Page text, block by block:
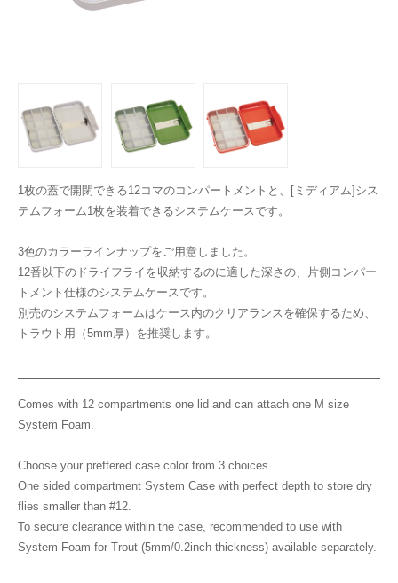
1枚の蓋で開閉できる12コマのコンパートメントと、[ミディアム]シス
テムフォーム1枚を装着できるシステムケースです。
3色のカラーラインナップをご用意しました。
12番以下のドライフライを収納するのに適した深さの、片側コンパー
トメント仕様のシステムケースです。
別売のシステムフォームはケース内のクリアランスを確保するため、
トラウト用（5mm厚）を推奨します。
Comes with 12 compartments one lid and can attach one M size
System Foam.
Choose your preffered case color from 3 choices.
One sided compartment System Case with perfect depth to store dry
flies smaller than #12.
To secure clearance within the case, recommended to use with
System Foam for Trout (5mm/0.2inch thickness) available separately.